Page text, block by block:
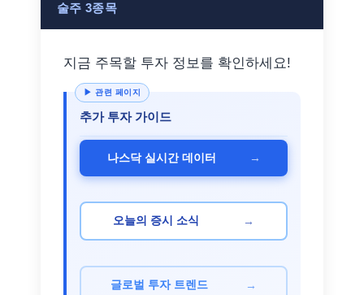
술주 3종목
지금 주목할 투자 정보를 확인하세요!
추가 투자 가이드
나스닥 실시간 데이터 →
오늘의 증시 소식 →
글로벌 투자 트렌드 →